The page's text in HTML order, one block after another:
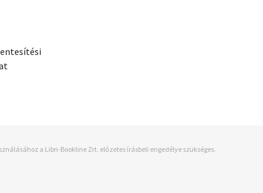
a Libri-Bookline Zrt. előzetes írásbeli engedélye szükséges.